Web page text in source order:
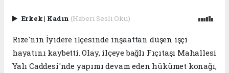
Erkek| Kadın (Haberi Sesli Oku)
Rize'nin İyidere ilçesinde inşaattan düşen işçi
hayatını kaybetti. Olay, ilçeye bağlı Fıçıtaşı Mahallesi
Yalı Caddesi'nde yapımı devam eden hükümet konağı,